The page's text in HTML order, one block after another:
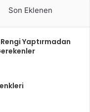
Son Eklenen
Rengi Yaptırmadan